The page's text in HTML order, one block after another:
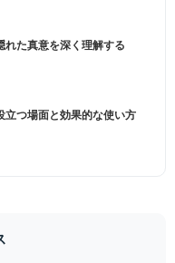
た真意を深く理解する
立つ場面と効果的な使い方